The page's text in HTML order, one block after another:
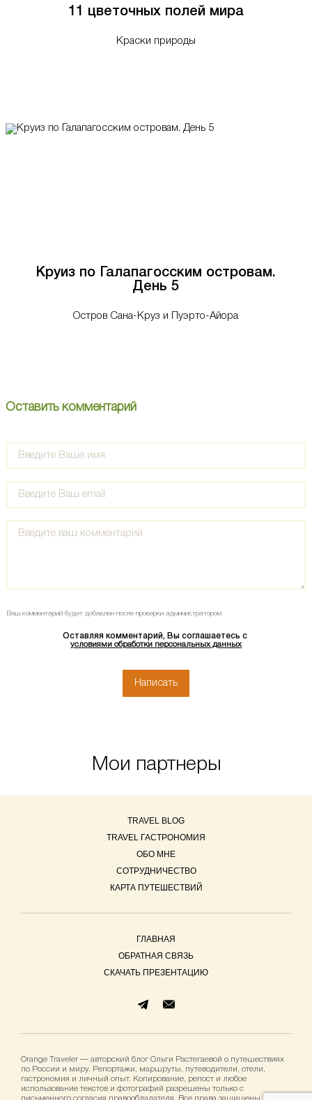
11 цветочных полей мира
Краски природы
Круиз по Галапагосским островам.
День 5
Остров Сана-Круз и Пуэрто-Айора
Оставить комментарий
Ваш комментарий будет добавлен после проверки администратором
Оставляя комментарий, Вы соглашаетесь с
условиями обработки персональных данных
Мои партнеры
TRAVEL BLOG
TRAVEL ГАСТРОНОМИЯ
ОБО МНЕ
СОТРУДНИЧЕСТВО
КАРТА ПУТЕШЕСТВИЙ
ГЛАВНАЯ
ОБРАТНАЯ СВЯЗЬ
СКАЧАТЬ ПРЕЗЕНТАЦИЮ
Orange Traveler — авторский блог Ольги Растегаевой о путешествиях
по России и миру. Репортажи, маршруты, путеводители, отели,
гастрономия и личный опыт. Копирование, репост и любое
использование текстов и фотографий разрешены только с
письменного согласия правообладателя. Все права защищены.